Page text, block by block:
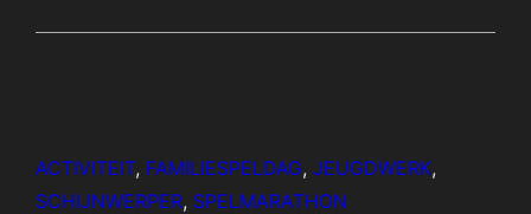
ACTIVITEIT, FAMILIESPELDAG, JEUGDWERK
SCHIJNWERPER, SPELMARATHON